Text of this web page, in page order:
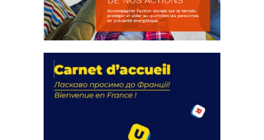
actions
18 septembre 2023
FEUILLETER